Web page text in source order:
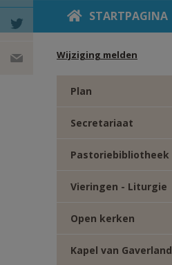
STARTPAGINA
Wijziging melden
DEEL OP
FACEBOOK
DEEL OP
Plan
Secretariaat
Pastoriebibliotheek
Vieringen - Liturgie
Open kerken
Kapel van Gaverland